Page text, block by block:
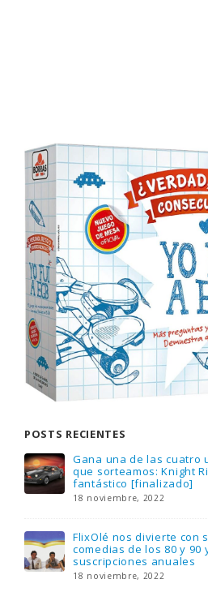
POSTS RECIENTES
Gana una de las cuatro
que sorteamos: Knight
fantástico [finalizado]
18 noviembre, 2022
FlixOlé nos divierte con
comedias de los 80 y 90
suscripciones anuales
18 noviembre, 2022